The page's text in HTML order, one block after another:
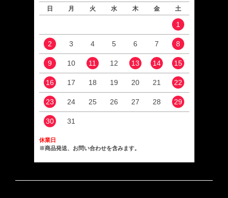
日 月 火 水 木 金 土
1
2 3 4 5 6 7 8
9 10 11 12 13 14 15
16 17 18 19 20 21 22
23 24 25 26 27 28 29
30 31
休業日
※商品発送、お問い合わせを含みます。